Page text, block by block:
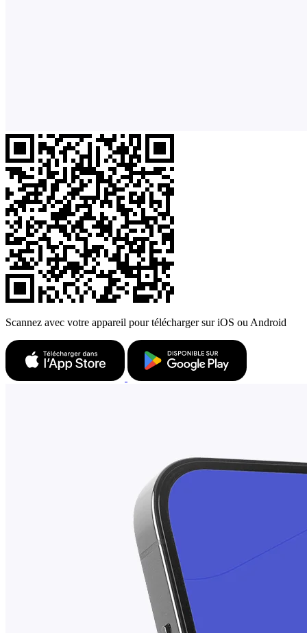
Scannez avec votre appareil pour télécharger sur iOS ou Android